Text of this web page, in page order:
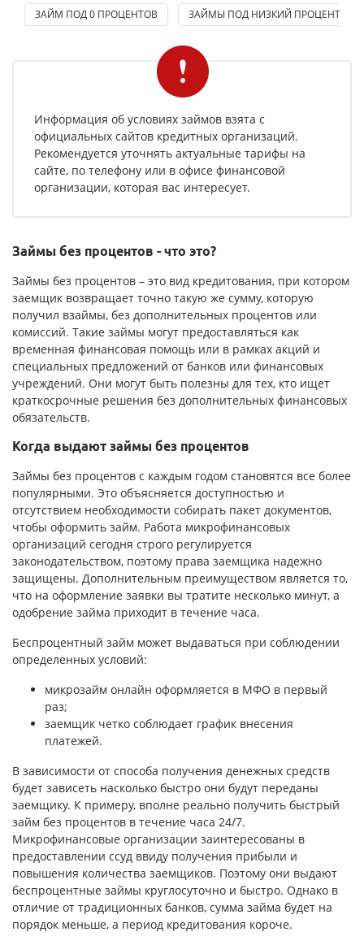
ЗАЙМ ПОД 0 ПРОЦЕНТОВ ЗАЙМЫ ПОД НИЗКИЙ ПРОЦЕНТ
Информация об условиях займов взята с
официальных сайтов кредитных организаций.
Рекомендуется уточнять актуальные тарифы на
сайте, по телефону или в офисе финансовой
организации, которая вас интересует.
Займы без процентов - что это?
Займы без процентов – это вид кредитования, при котором
заемщик возвращает точно такую же сумму, которую
получил взаймы, без дополнительных процентов или
комиссий. Такие займы могут предоставляться как
временная финансовая помощь или в рамках акций и
специальных предложений от банков или финансовых
учреждений. Они могут быть полезны для тех, кто ищет
краткосрочные решения без дополнительных финансовых
обязательств.
Когда выдают займы без процентов
Займы без процентов с каждым годом становятся все более
популярными. Это объясняется доступностью и
отсутствием необходимости собирать пакет документов,
чтобы оформить займ. Работа микрофинансовых
организаций сегодня строго регулируется
законодательством, поэтому права заемщика надежно
защищены. Дополнительным преимуществом является то,
что на оформление заявки вы тратите несколько минут, а
одобрение займа приходит в течение часа.
Беспроцентный займ может выдаваться при соблюдении
определенных условий:
микрозайм онлайн оформляется в МФО в первый
раз;
заемщик четко соблюдает график внесения
платежей.
В зависимости от способа получения денежных средств
будет зависеть насколько быстро они будут переданы
заемщику. К примеру, вполне реально получить быстрый
займ без процентов в течение часа 24/7.
Микрофинансовые организации заинтересованы в
предоставлении ссуд ввиду получения прибыли и
повышения количества заемщиков. Поэтому они выдают
беспроцентные займы круглосуточно и быстро. Однако в
отличие от традиционных банков, сумма займа будет на
порядок меньше, а период кредитования короче.